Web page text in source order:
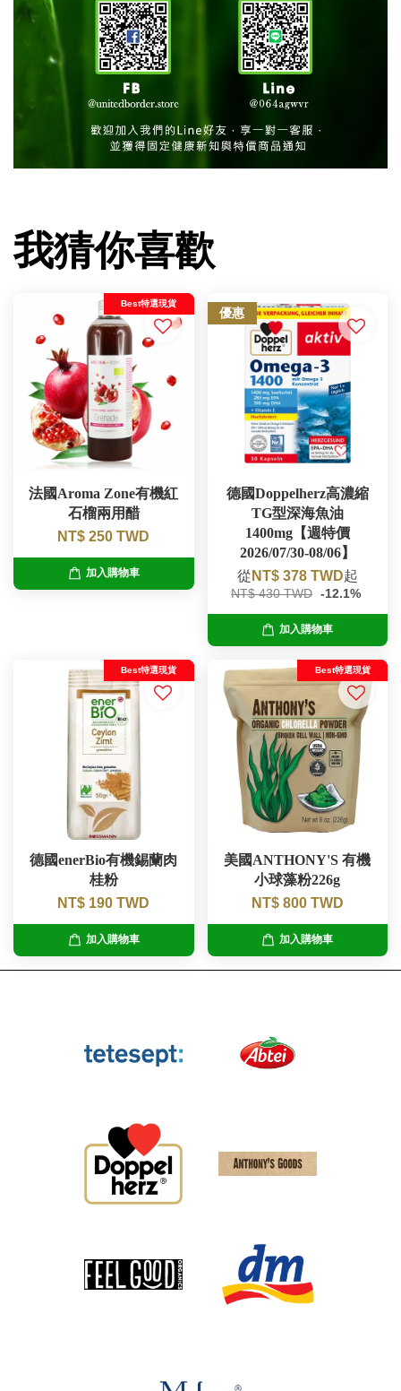
我猜你喜歡
Best特選現貨
法國Aroma Zone有機紅
石榴兩用醋
NT$ 250 TWD
加入購物車
優惠
德國Doppelherz高濃縮
TG型深海魚油
1400mg【週特價
2026/07/30-08/06】
從 NT$ 378 TWD起
NT$ 430 TWD -12.1%
加入購物車
Best特選現貨
德國enerBio有機錫蘭肉
桂粉
NT$ 190 TWD
加入購物車
Best特選現貨
美國ANTHONY'S 有機
小球藻粉226g
NT$ 800 TWD
加入購物車